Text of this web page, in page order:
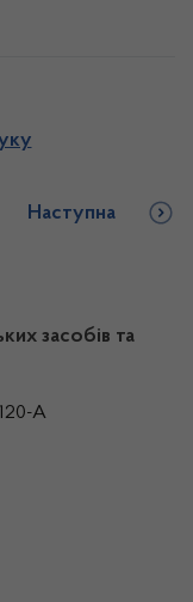
Наступна
засобів та
120-А